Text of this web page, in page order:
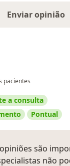
Enviar opinião
pacientes
a consulta
Pontual
são
não